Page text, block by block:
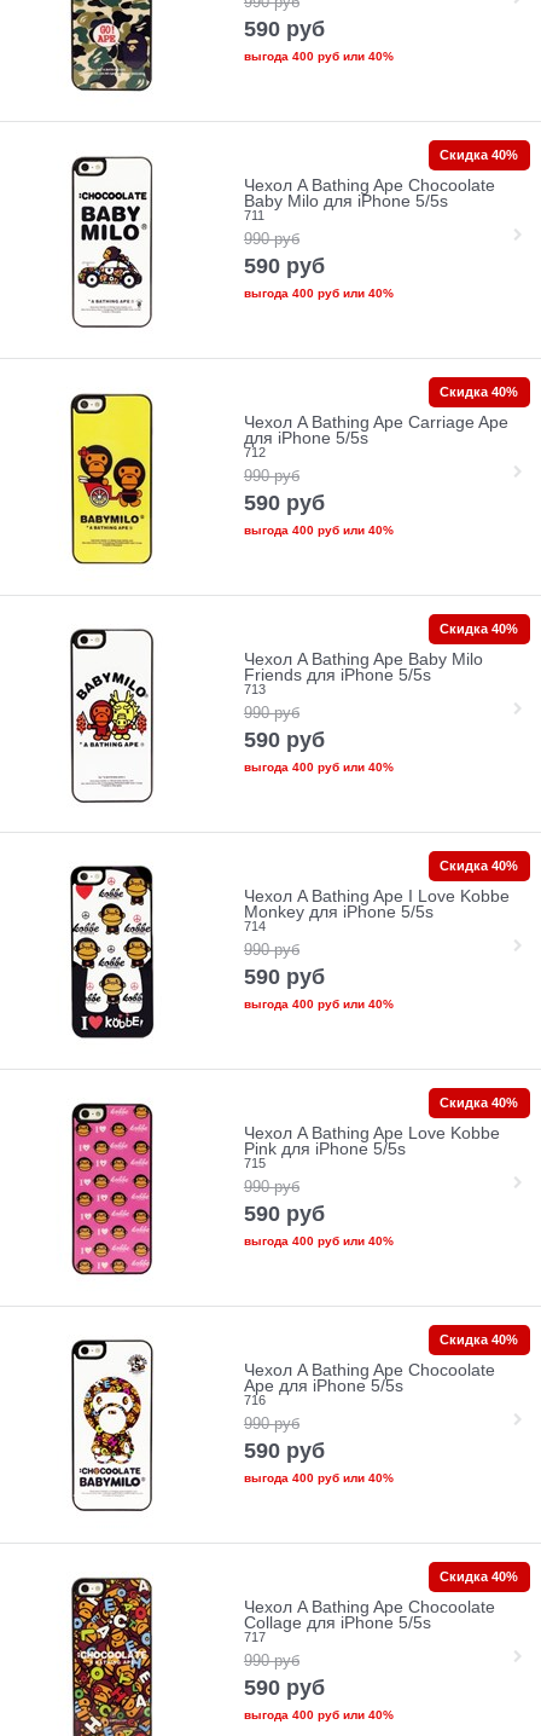
590 руб
выгода 400 рубили 40%
Чехол A Bathing Ape Chocoolate
Baby Milo для iPhone 5/5s
711
990 руб
590 руб
выгода 400 рубили 40%
Скидка 40%
Чехол A Bathing Ape Сarriage Ape
для iPhone 5/5s
712
990 руб
590 руб
выгода 400 рубили 40%
Скидка 40%
Чехол A Bathing Ape Baby Milo
Friends для iPhone 5/5s
713
990 руб
590 руб
выгода 400 рубили 40%
Скидка 40%
Чехол A Bathing Ape I Love Kobbe
Monkey для iPhone 5/5s
714
990 руб
590 руб
выгода 400 рубили 40%
Скидка 40%
Чехол A Bathing Ape Love Kobbe
Pink для iPhone 5/5s
715
990 руб
590 руб
выгода 400 рубили 40%
Скидка 40%
Чехол A Bathing Ape Chocoolate
Ape для iPhone 5/5s
716
990 руб
590 руб
выгода 400 рубили 40%
Скидка 40%
Чехол A Bathing Ape Chocoolate
Collage для iPhone 5/5s
717
990 руб
590 руб
выгода 400 рубили 40%
Скидка 40%